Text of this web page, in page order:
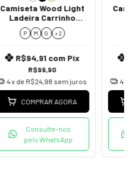
Camiseta Wood Light
Ladeira Carrinho
Mercado
P M G + 2
R$99,90
R$94,91 com Pix
4x de R$24,98 sem juros
COMPRAR AGORA
Consulte-nos
pelo WhatsApp
4